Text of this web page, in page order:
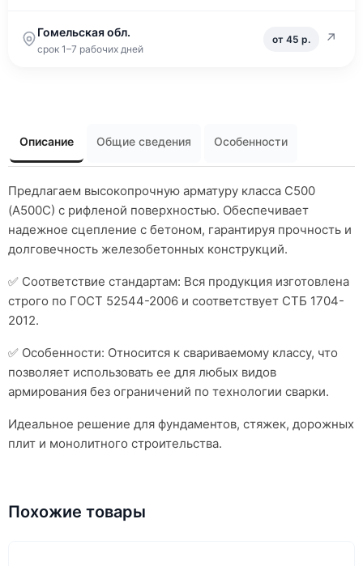
Гомельская обл.
срок 1–7 рабочих дней
от 45 р. ↗
Описание Общие сведения Особенности
Предлагаем высокопрочную арматуру класса С500
(А500С) с рифленой поверхностью. Обеспечивает
надежное сцепление с бетоном, гарантируя прочность и
долговечность железобетонных конструкций.
✅ Соответствие стандартам: Вся продукция изготовлена
строго по ГОСТ 52544-2006 и соответствует СТБ 1704-
2012.
✅ Особенности: Относится к свариваемому классу, что
позволяет использовать ее для любых видов
армирования без ограничений по технологии сварки.
Идеальное решение для фундаментов, стяжек, дорожных
плит и монолитного строительства.
Похожие товары